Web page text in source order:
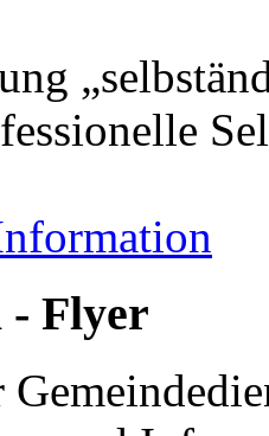
Flyer